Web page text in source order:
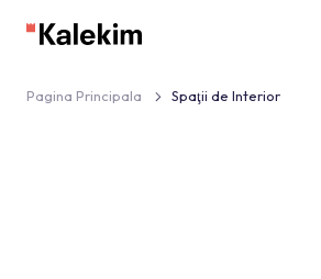
Pagina Principala Spaţii de Interior